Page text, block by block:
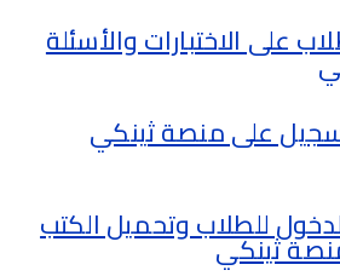
على الاختبارات والأسئلة
على منصة ثينكي
للطلاب وتحميل الكتب
ثينكي